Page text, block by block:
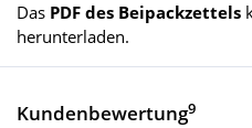
Das PDF des Beipackzettels
herunterladen.
Kundenbewertung9